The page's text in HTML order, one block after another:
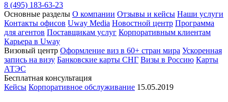
8 (495) 183-63-23
Основные разделы О компании Отзывы и кейсы Наши услуги
Контакты офисов Uway Media Новостной центр Программа
для агентов Поставщикам услуг Корпоративным клиентам
Карьера в Uway
Визовый центр Оформление виз в 60+ стран мира Ускоренная
запись на визу Банковские карты СНГ Визы в Россию Карты
АТЭС
Бесплатная консультация
Кейсы Корпоративное обслуживание 15.05.2019